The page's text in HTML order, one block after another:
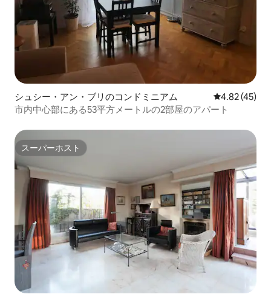
シュシー・アン・ブリのコンドミニアム レビュー45
4.82 (45)
市内中心部にある53平方メートルの2部屋のアパート
スーパーホスト
スーパーホスト